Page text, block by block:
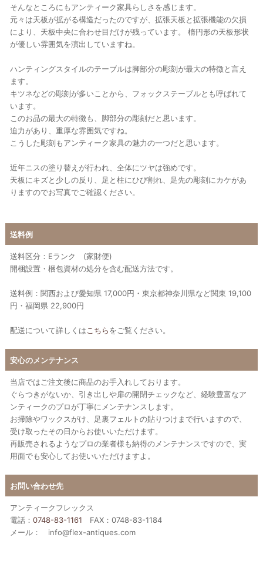
そんなところにもアンティーク家具らしさを感じます。
元々は天板が拡がる構造だったのですが、拡張天板と拡張機能の欠損
により、天板中央に合わせ目だけが残っています。 楕円形の天板形状
が優しい雰囲気を演出していますね。
ハンティングスタイルのテーブルは脚部分の彫刻が最大の特徴と言え
ます。
キツネなどの彫刻が多いことから、フォックステーブルとも呼ばれて
います。
このお品の最大の特徴も、脚部分の彫刻だと思います。
迫力があり、重厚な雰囲気ですね。
こうした彫刻もアンティーク家具の魅力の一つだと思います。
近年ニスの塗り替えが行われ、全体にツヤは強めです。
天板にキズと少しの反り、足と柱にひび割れ、足先の彫刻にカケがあ
りますのでお写真でご確認ください。
送料例
送料区分：Eランク (家財便)
開梱設置・梱包資材の処分を含む配送方法です。
送料例：関西および愛知県 17,000円・東京都神奈川県など関東 19,100
円・福岡県 22,900円
配送について詳しくは こちらをご覧ください。
安心のメンテナンス
当店ではご注文後に商品のお手入れしております。
ぐらつきがないか、引き出しや扉の開閉チェックなど、経験豊富なア
ンティークのプロが丁寧にメンテナンスします。
お掃除やワックスがけ、足裏フェルトの貼りつけまで行いますので、
受け取ったその日からお使いいただけます。
再販売されるようなプロの業者様も納得のメンテナンスですので、実
用面でも安心してお使いいただけますよ。
お問い合わせ先
アンティークフレックス
電話： 0748-83-1161 FAX：0748-83-1184
メール： info@flex-antiques.com